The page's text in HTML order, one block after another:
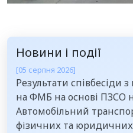
Новини і події
[05 серпня 2026]
Результати співбесіди
на ФМБ на основі ПЗСО
Автомобільний
фізичних та юридичних